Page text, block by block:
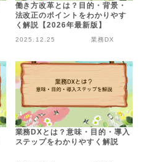
働き方改革とは？目的・背景・
法改正のポイントをわかりやす
く解説【2026年最新版】
2025.12.25 業務DX
業務DXとは？意味・目的・導入
ステップをわかりやすく解説